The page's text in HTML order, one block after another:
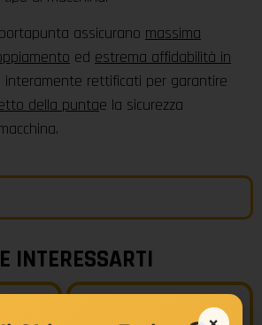
assicurano massima
ed estrema affidabilità in
interamente rettificati per garantire
della puntae la sicurezza
INTERESSARTI